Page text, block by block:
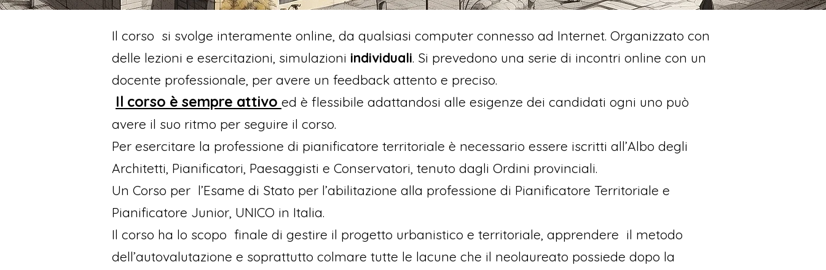
Il corso si svolge interamente online, da qualsiasi computer connesso ad Internet. Organizzato con
delle lezioni e esercitazioni, simulazioni individuali. Si prevedono una serie di incontri online con un
docente professionale, per avere un feedback attento e preciso.
Il corso è sempre attivo ed è flessibile adattandosi alle esigenze dei candidati ogni uno può
avere il suo ritmo per seguire il corso.
Per esercitare la professione di pianificatore territoriale è necessario essere iscritti all’Albo degli
Architetti, Pianificatori, Paesaggisti e Conservatori, tenuto dagli Ordini provinciali.
Un Corso per l’Esame di Stato per l’abilitazione alla professione di Pianificatore Territoriale e
Pianificatore Junior, UNICO in Italia.
Il corso ha lo scopo finale di gestire il progetto urbanistico e territoriale, apprendere il metodo
dell’autovalutazione e soprattutto colmare tutte le lacune che il neolaureato possiede dopo la